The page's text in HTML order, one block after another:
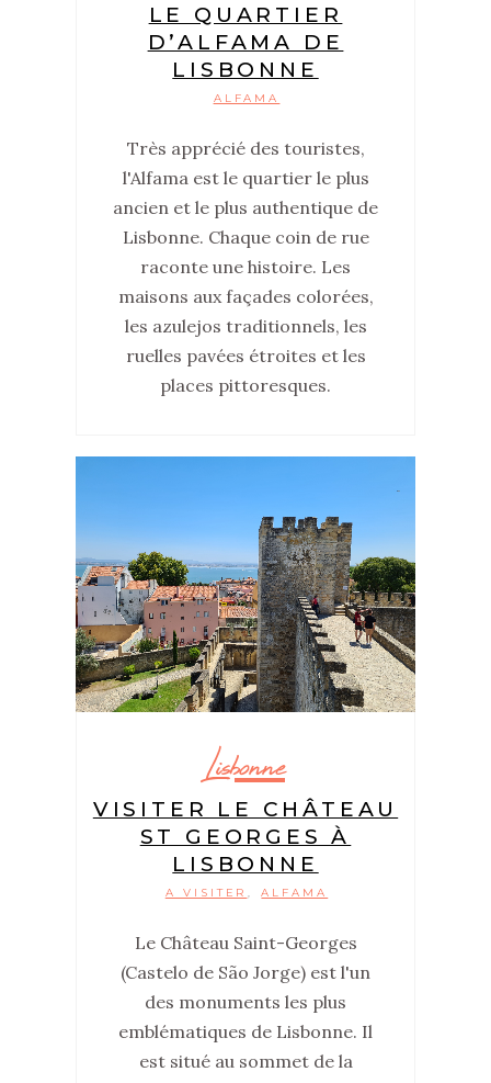
LE QUARTIER
D’ALFAMA DE
LISBONNE
ALFAMA
Très apprécié des touristes,
l'Alfama est le quartier le plus
ancien et le plus authentique de
Lisbonne. Chaque coin de rue
raconte une histoire. Les
maisons aux façades colorées,
les azulejos traditionnels, les
ruelles pavées étroites et les
places pittoresques.
Lisbonne
VISITER LE CHÂTEAU
ST GEORGES À
LISBONNE
A VISITER ALFAMA
Le Château Saint-Georges
(Castelo de São Jorge) est l'un
des monuments les plus
emblématiques de Lisbonne. Il
est situé au sommet de la